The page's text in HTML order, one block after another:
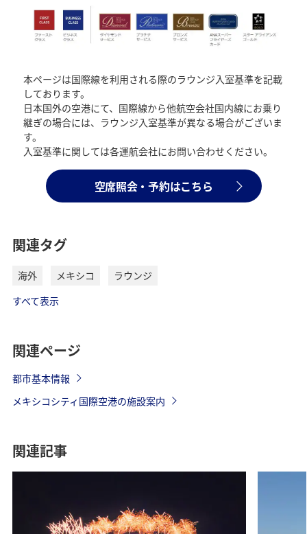
本ページは国際線を利用される際のラウンジ入室基準を記載
しております。
日本国外の空港にて、国際線から他航空会社国内線にお乗り
継ぎの場合には、ラウンジ入室基準が異なる場合がございま
す。
入室基準に関しては各運航会社にお問い合わせください。
空席照会・予約はこちら
関連タグ
海外 メキシコ
ラウンジ
すべて表示
関連ページ
都市基本情報
メキシコシティ国際空港の施設案内
関連記事